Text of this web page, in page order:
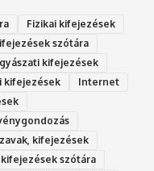
Fizikai kifejezések
szótára
kifejezések
kifejezések
Internet
kifejezések
szótára